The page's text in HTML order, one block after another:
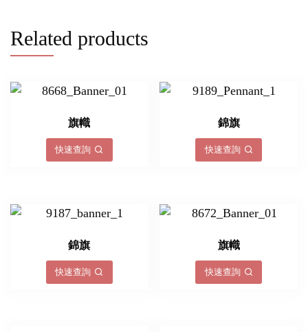
Related products
旗幟
快速查詢
錦旗
快速查詢
錦旗
快速查詢
旗幟
快速查詢